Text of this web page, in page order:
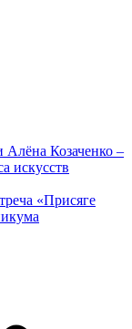
Козаченко –
искусств
«Присяге